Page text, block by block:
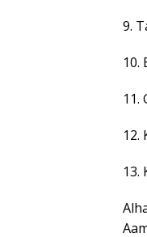
9.
10.
11.
12.
13.